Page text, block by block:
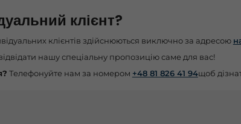
клієнт?
клієнтів здійснюються виключно за адресою
нашу спеціальну пропозицію саме для вас!
Телефонуйте нам за номером +48 81 826 41 94щоб